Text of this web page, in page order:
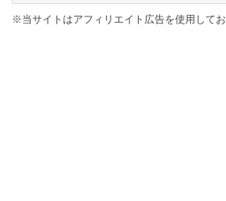
※当サイトはアフィリエイト広告を使用してお